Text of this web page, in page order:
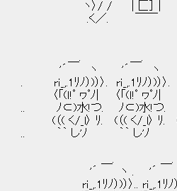
ヽ〉/ / | 匚］ | ヽ〉
.く／. ￣￣ .く
'´ ヽ '´ ヽ
. rｉ_,.1ﾘﾉ）)）〉. rｉ_,.1ﾘﾉ）)）〉. r
〈「(ｌ!ﾟ ヮﾟﾉ| 〈「(ｌ!ﾟ ヮﾟﾉ| 〈
.. ﾉ⊂)水!つ. ﾉ⊂)水!つ.
(（( く/_l〉 ﾘ. (（( く/_l〉 ﾘ. (
.. ｀｀ し'ﾉ ｀｀ し'ﾉ
'´ ヽ . '´ ヽ '´
rｉ_,.1ﾘﾉ）)）〉.. rｉ_,.1ﾘﾉ）)